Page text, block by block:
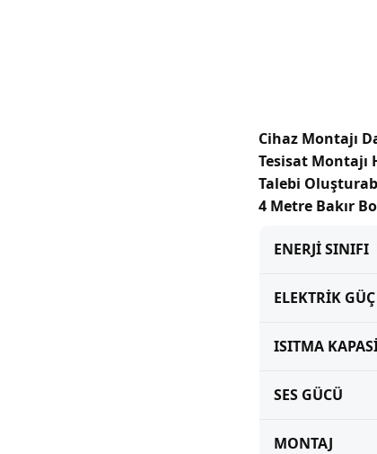
Cihaz Montajı
Tesisat
Talebi
4 Metre Bakır
ENERJİ SINIFI
ELEKTRİK
ISITMA
SES GÜCÜ
MONTAJ